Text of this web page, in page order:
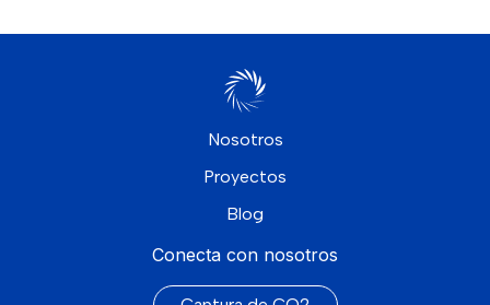
Nosotros
Proyectos
Blog
Conecta con nosotros